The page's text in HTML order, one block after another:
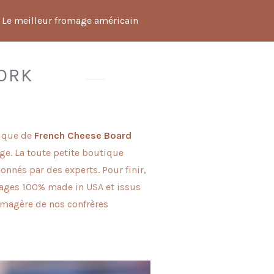
Le meilleur fromage américain
de French Cheese Board
La toute petite boutique
par des experts. Pour finir,
100% made in USA et issus
de nos confrères